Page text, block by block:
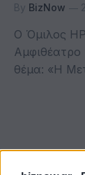
By BizNow
Ο Όμιλος
θέμα: «Η